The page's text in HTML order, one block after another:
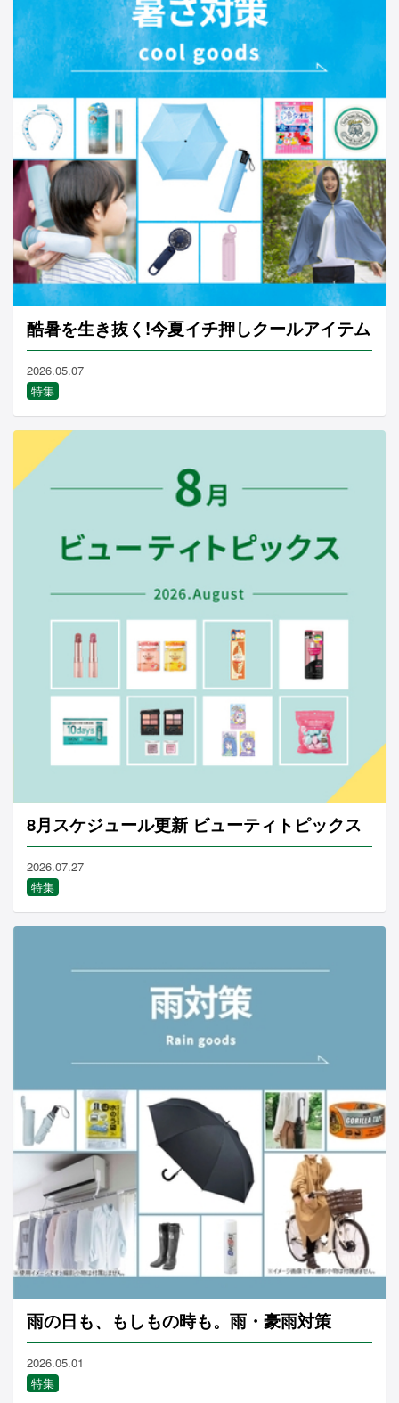
酷暑を生き抜く!今夏イチ押しクールアイテム
2026.05.07
特集
8月スケジュール更新 ビューティトピックス
2026.07.27
特集
雨の日も、もしもの時も。雨・豪雨対策
2026.05.01
特集